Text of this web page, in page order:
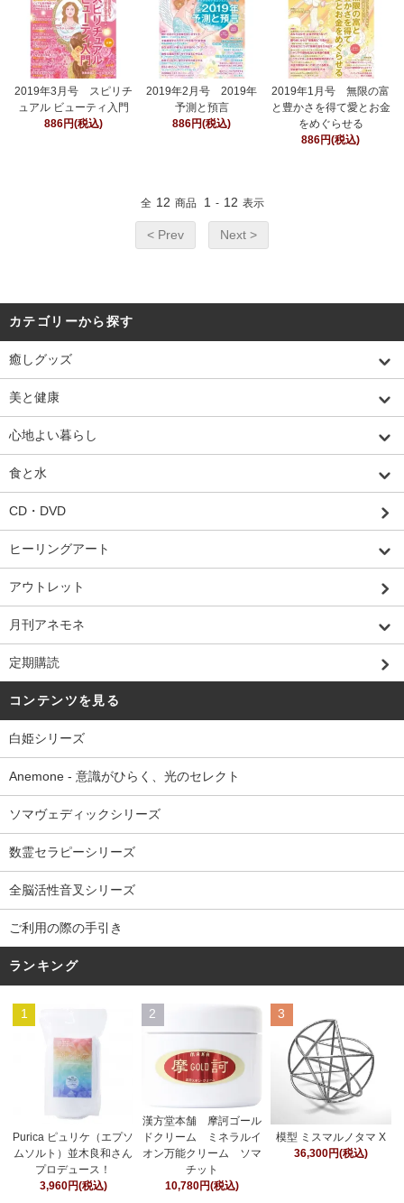
2019年3月号 スピリチ
ュアル ビューティ入門
886円(税込)
2019年2月号 2019年
予測と預言
886円(税込)
2019年1月号 無限の富
と豊かさを得て愛とお金
をめぐらせる
886円(税込)
全 12 商品 1 - 12 表示
< Prev Next >
カテゴリーから探す
癒しグッズ
美と健康
心地よい暮らし
食と水
CD・DVD
ヒーリングアート
アウトレット
月刊アネモネ
定期購読
コンテンツを見る
白姫シリーズ
Anemone - 意識がひらく、光のセレクト
ソマヴェディックシリーズ
数霊セラピーシリーズ
全脳活性音叉シリーズ
ご利用の際の手引き
ランキング
1
Purica ピュリケ（エプソ
ムソルト）並木良和さん
プロデュース！
3,960円(税込)
2
漢方堂本舗 摩訶ゴール
ドクリーム ミネラルイ
オン万能クリーム ソマ
チット
10,780円(税込)
3
模型 ミスマルノタマ X
36,300円(税込)